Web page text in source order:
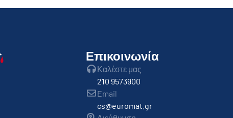
Επικοινωνία
Καλέστε μας
210 9573900
Email
cs@euromat.gr